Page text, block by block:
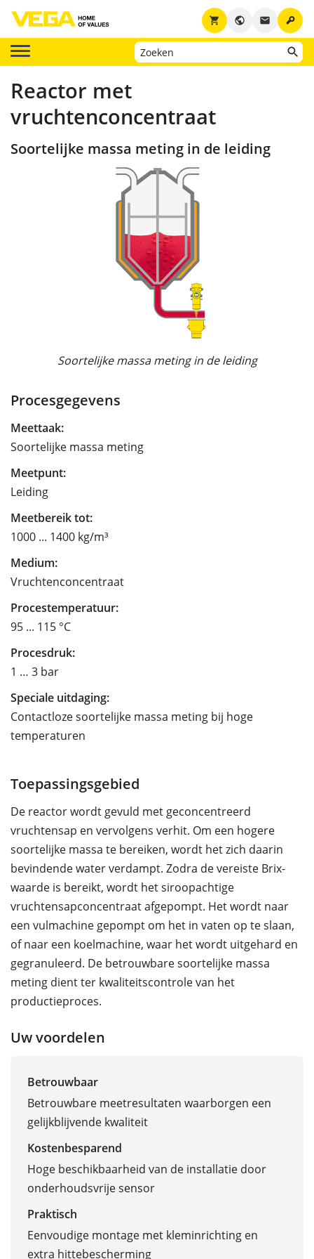
key
email
public
shopping_cart
Reactor met
vruchtenconcentraat
Soortelijke massa meting in de leiding
Soortelijke massa meting in de leiding
Procesgegevens
Meettaak:
Soortelijke massa meting
Meetpunt:
Leiding
Meetbereik tot:
1000 ... 1400 kg/m³
Medium:
Vruchtenconcentraat
Procestemperatuur:
95 ... 115 °C
Procesdruk:
1 … 3 bar
Speciale uitdaging:
Contactloze soortelijke massa meting bij hoge
temperaturen
Toepassingsgebied
De reactor wordt gevuld met geconcentreerd
vruchtensap en vervolgens verhit. Om een hogere
soortelijke massa te bereiken, wordt het zich daarin
bevindende water verdampt. Zodra de vereiste Brix-
waarde is bereikt, wordt het siroopachtige
vruchtensapconcentraat afgepompt. Het wordt naar
een vulmachine gepompt om het in vaten op te slaan,
of naar een koelmachine, waar het wordt uitgehard en
gegranuleerd. De betrouwbare soortelijke massa
meting dient ter kwaliteitscontrole van het
productieproces.
Uw voordelen
Betrouwbaar
Betrouwbare meetresultaten waarborgen een
gelijkblijvende kwaliteit
Kostenbesparend
Hoge beschikbaarheid van de installatie door
onderhoudsvrije sensor
Praktisch
Eenvoudige montage met kleminrichting en
extra hittebescherming